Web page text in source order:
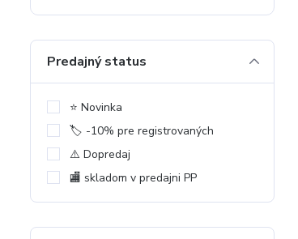
Predajný status
⭐️ Novinka
🏷️ -10% pre registrovaných
⚠️ Dopredaj
🏬 skladom v predajni PP